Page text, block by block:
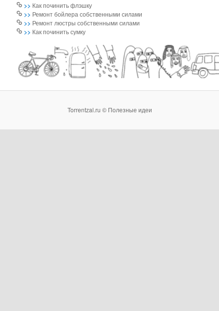
>> Как починить флэшку
>> Ремонт бойлера собственными силами
>> Ремонт люстры собственными силами
>> Как починить сумку
Torrentzal.ru © Полезные идеи